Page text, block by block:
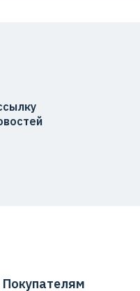
Покупателям